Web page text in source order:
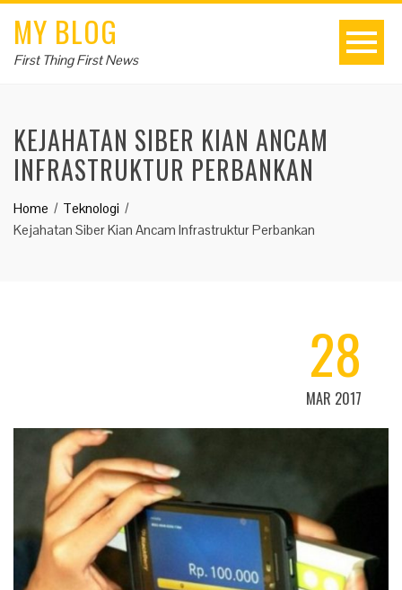
MY BLOG
First Thing First News
KEJAHATAN SIBER KIAN ANCAM
INFRASTRUKTUR PERBANKAN
Home
Teknologi
Kejahatan Siber Kian Ancam Infrastruktur Perbankan
28
MAR 2017